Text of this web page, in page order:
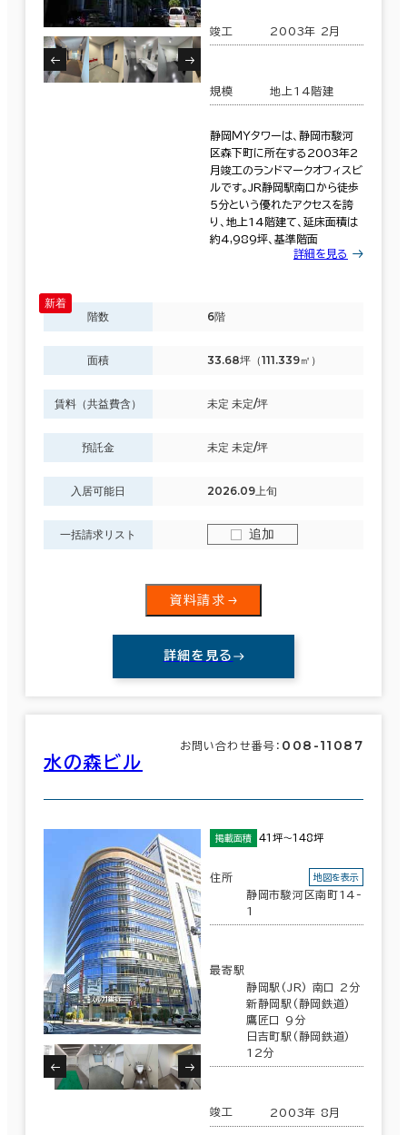
竣工 2003年 2月
規模 地上14階建
静岡ＭＹタワーは、静岡市駿河
区森下町に所在する2003年2
月竣工のランドマークオフィスビ
ルです。JR静岡駅南口から徒歩
5分という優れたアクセスを誇
り、地上14階建て、延床面積は
約4,989坪、基準階面
詳細を見る
階数 6階
面積 33.68坪（111.339㎡）
賃料（共益費含） 未定 未定/坪
預託金 未定 未定/坪
入居可能日 2026.09上旬
一括請求リスト 追加
資料請求
詳細を見る
水の森ビル
お問い合わせ番号： 008-11087
掲載面積 41坪～148坪
住所
静岡市駿河区南町14-
1
地図を表示
最寄駅
静岡駅(JR) 南口 2分
新静岡駅(静岡鉄道)
鷹匠口 9分
日吉町駅(静岡鉄道)
12分
竣工 2003年 8月